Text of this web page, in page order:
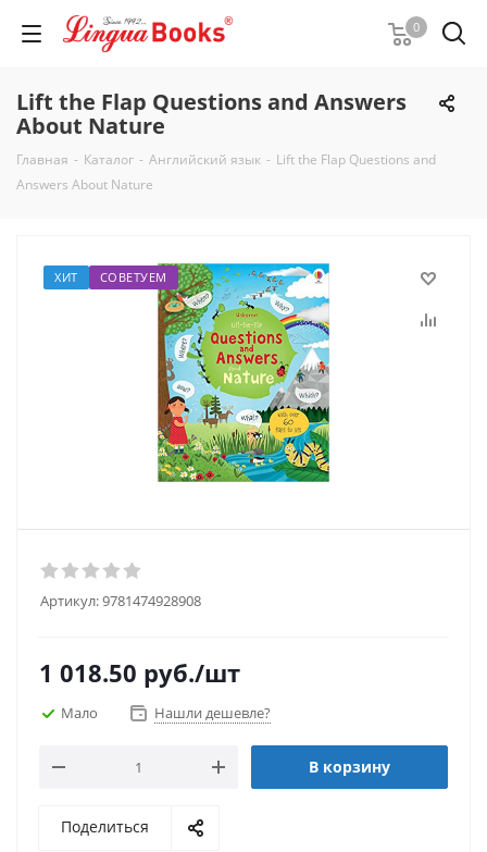
0
Lift the Flap Questions and Answers
About Nature
Главная - Каталог - Английский язык - Lift the Flap Questions and
Answers About Nature
ХИТ СОВЕТУЕМ
Артикул:9781474928908
1 018.50 руб./шт
Мало Нашли дешевле?
В корзину
Поделиться